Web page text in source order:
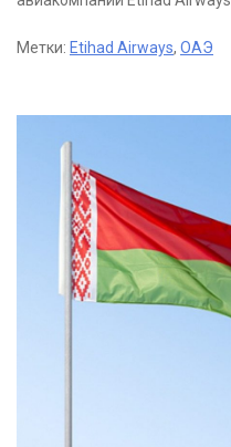
Метки: Etihad Airways, ОАЭ